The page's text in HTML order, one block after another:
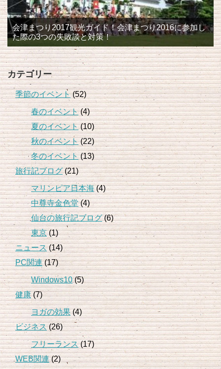
会津まつり2017観光ガイド！会津まつり2016に参加し
た際の3つの失敗談と対策！
カテゴリー
季節のイベント(52)
春のイベント(4)
夏のイベント(10)
秋のイベント(22)
冬のイベント (13)
旅行記ブログ(21)
マリンピア日本海(4)
中尊寺金色堂(4)
仙台の旅行記ブログ(6)
東京(1)
ニュース(14)
PC関連(17)
Windows10(5)
健康(7)
ヨガの効果(4)
ビジネス(26)
フリーランス(17)
WEB関連(2)